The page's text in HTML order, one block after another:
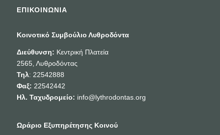
ΕΠΙΚΟΙΝΩΝΙΑ
Κοινοτικό Συμβούλιο Λυθροδόντα
Διεύθυνση: Κεντρική Πλατεία
2565, Λυθροδόντας
Τηλ: 22542888
Φαξ: 22542442
Ηλ. Ταχυδρομείο: info@lythrodontas.org
Ωράριο Εξυπηρέτησης Κοινού